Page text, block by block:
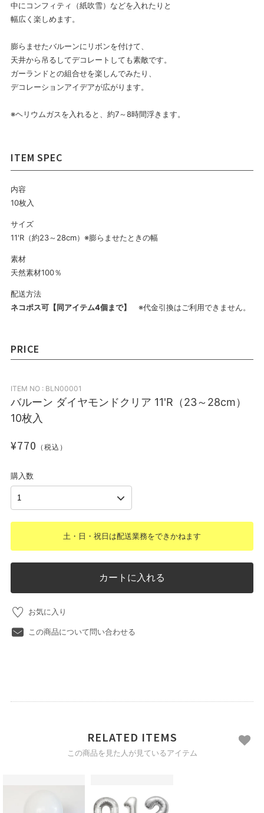
中にコンフィティ（紙吹雪）などを入れたりと
幅広く楽しめます。
膨らませたバルーンにリボンを付けて、
天井から吊るしてデコレートしても素敵です。
ガーランドとの組合せを楽しんでみたり、
デコレーションアイデアが広がります。
※ヘリウムガスを入れると、約7～8時間浮きます。
内容
10枚入
サイズ
11'R（約23～28cm）※膨らませたときの幅
素材
天然素材100％
配送方法
ネコポス可【同アイテム4個まで】
※代金引換はご利用できません。
PRICE
ITEM NO : BLN00001
バルーン ダイヤモンドクリア 11'R（23～28cm）
10枚入
¥770 （税込）
購入数
土・日・祝日は配送業務をできかねます
カートに入れる
お気に入り
この商品について問い合わせる
RELATED ITEMS
この商品を見た人が見ているアイテム